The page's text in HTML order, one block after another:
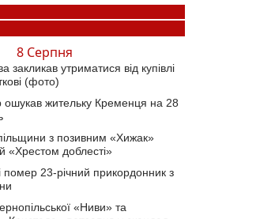
8 Серпня
закликав утриматися від купівлі
(фото)
ошукав жительку Кременця на 28
з позивним «Хижак»
«Хрестом доблесті»
помер 23-річний прикордонник з
«Ниви» та